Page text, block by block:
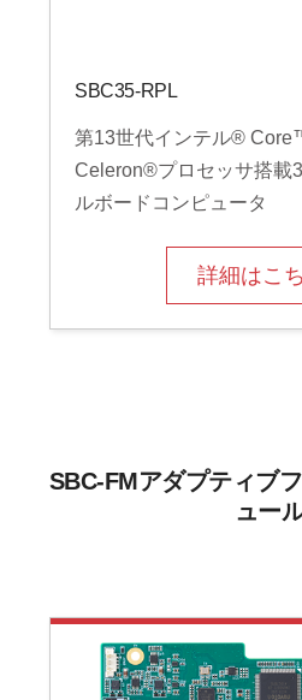
SBC35-RPL
第13世代インテル®
Celeron®プロセッサ搭載
ルボードコンピュータ
詳細はこ
SBC-FMアダプティブ
ュー